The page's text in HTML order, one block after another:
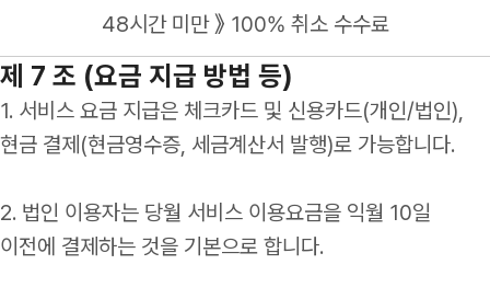
48시간 미만 》 100% 취소 수수료
제 7 조 (요금 지급 방법 등)
1. 서비스 요금 지급은 체크카드 및 신용카드(개인/법인),
현금 결제(현금영수증, 세금계산서 발행)로 가능합니다.
2. 법인 이용자는 당월 서비스 이용요금을 익월 10일
이전에 결제하는 것을 기본으로 합니다.